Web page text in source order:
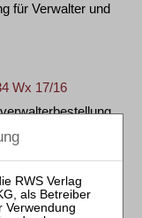
für Verwalter und
Wx 17/16
Amtsgericht